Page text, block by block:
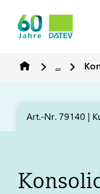
...
Art.-Nr. 79140 |